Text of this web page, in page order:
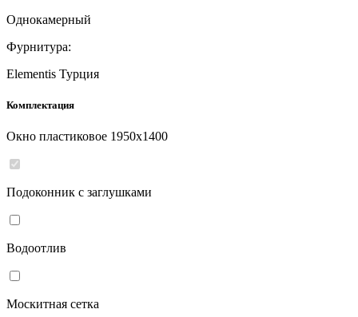
Однокамерный
Фурнитура:
Elementis Турция
Комплектация
Окно пластиковое 1950x1400
Подоконник с заглушками
Водоотлив
Москитная сетка